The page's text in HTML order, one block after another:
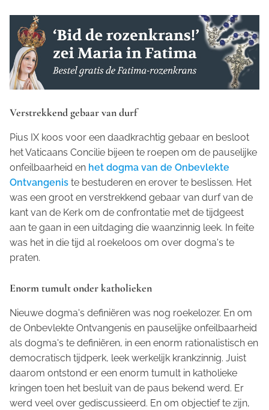
Verstrekkend gebaar van durf
Pius IX koos voor een daadkrachtig gebaar en besloot
het Vaticaans Concilie bijeen te roepen om de pauselijke
onfeilbaarheid en het dogma van de Onbevlekte
Ontvangenis te bestuderen en erover te beslissen. Het
was een groot en verstrekkend gebaar van durf van de
kant van de Kerk om de confrontatie met de tijdgeest
aan te gaan in een uitdaging die waanzinnig leek. In feite
was het in die tijd al roekeloos om over dogma's te
praten.
Enorm tumult onder katholieken
Nieuwe dogma's definiëren was nog roekelozer. En om
de Onbevlekte Ontvangenis en pauselijke onfeilbaarheid
als dogma's te definiëren, in een enorm rationalistisch en
democratisch tijdperk, leek werkelijk krankzinnig. Juist
daarom ontstond er een enorm tumult in katholieke
kringen toen het besluit van de paus bekend werd. Er
werd veel over gediscussieerd. En om objectief te zijn,